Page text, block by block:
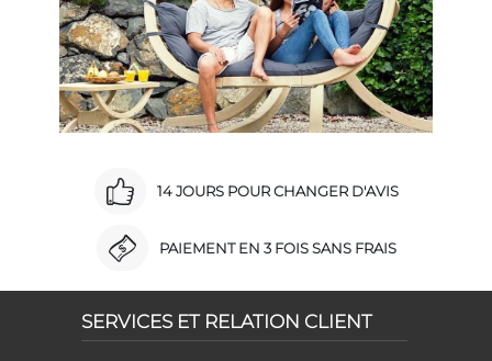
14 JOURS POUR CHANGER D'AVIS
PAIEMENT EN 3 FOIS SANS FRAIS
SERVICES ET RELATION CLIENT